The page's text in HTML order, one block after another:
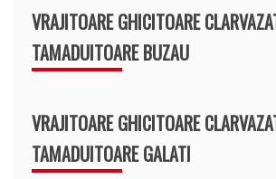
VRAJITOARE GHICITOARE
TAMADUITOARE BUZAU
VRAJITOARE GHICITOARE
TAMADUITOARE GALATI